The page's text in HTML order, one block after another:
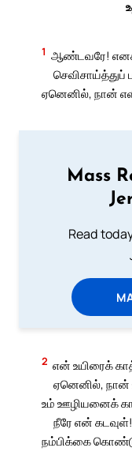
1 ஆண்டவரே!
செவிசாய்த்துப்
ஏனெனில், நான்
Mass
Read
2 என் உயிரைக்
ஏனெனில், நான்
உம் ஊழியனைக்
நீரே என்
நம்பிக்கை